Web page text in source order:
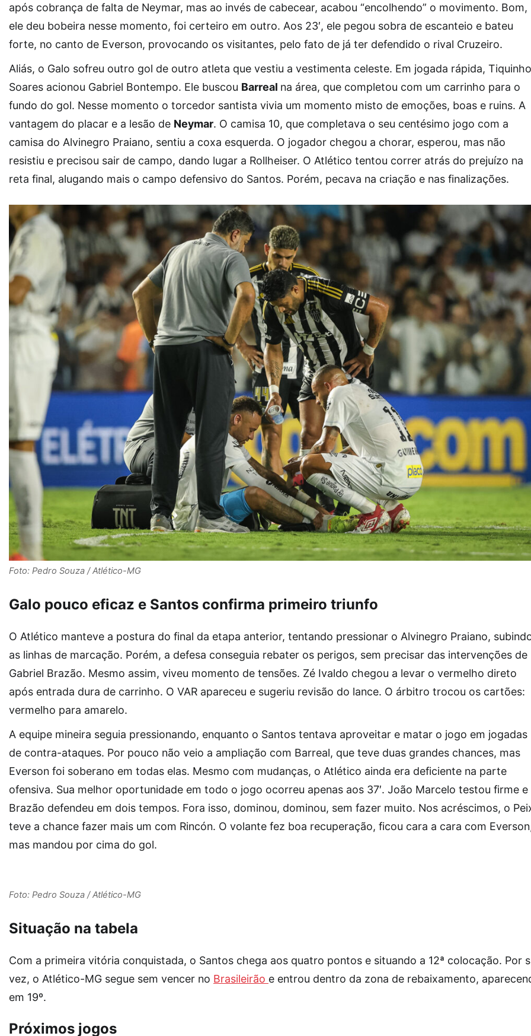
após cobrança de falta de Neymar, mas ao invés de cabecear, acabou “encolhendo” o movimento. Bom,
ele deu bobeira nesse momento, foi certeiro em outro. Aos 23′, ele pegou sobra de escanteio e bateu
forte, no canto de Everson, provocando os visitantes, pelo fato de já ter defendido o rival Cruzeiro.
Aliás, o Galo sofreu outro gol de outro atleta que vestiu a vestimenta celeste. Em jogada rápida, Tiquinho
Soares acionou Gabriel Bontempo. Ele buscou Barreal na área, que completou com um carrinho para o
fundo do gol. Nesse momento o torcedor santista vivia um momento misto de emoções, boas e ruins. A
vantagem do placar e a lesão de Neymar. O camisa 10, que completava o seu centésimo jogo com a
camisa do Alvinegro Praiano, sentiu a coxa esquerda. O jogador chegou a chorar, esperou, mas não
resistiu e precisou sair de campo, dando lugar a Rollheiser. O Atlético tentou correr atrás do prejuízo na
reta final, alugando mais o campo defensivo do Santos. Porém, pecava na criação e nas finalizações.
Foto: Pedro Souza / Atlético-MG
Galo pouco eficaz e Santos confirma primeiro triunfo
O Atlético manteve a postura do final da etapa anterior, tentando pressionar o Alvinegro Praiano,
as linhas de marcação. Porém, a defesa conseguia rebater os perigos, sem precisar das intervenções de
Gabriel Brazão. Mesmo assim, viveu momento de tensões. Zé Ivaldo chegou a levar o vermelho direto
após entrada dura de carrinho. O VAR apareceu e sugeriu revisão do lance. O árbitro trocou os cartões:
vermelho para amarelo.
A equipe mineira seguia pressionando, enquanto o Santos tentava aproveitar e matar o jogo em jogadas
de contra-ataques. Por pouco não veio a ampliação com Barreal, que teve duas grandes chances, mas
Everson foi soberano em todas elas. Mesmo com mudanças, o Atlético ainda era deficiente na parte
ofensiva. Sua melhor oportunidade em todo o jogo ocorreu apenas aos 37′. João Marcelo testou firme e
Brazão defendeu em dois tempos. Fora isso, dominou, dominou, sem fazer muito. Nos acréscimos, o
teve a chance fazer mais um com Rincón. O volante fez boa recuperação, ficou cara a cara com
mas mandou por cima do gol.
Foto: Pedro Souza / Atlético-MG
Situação na tabela
Com a primeira vitória conquistada, o Santos chega aos quatro pontos e situando a 12ª colocação. Por
vez, o Atlético-MG segue sem vencer no Brasileirão e entrou dentro da zona de rebaixamento,
em 19º.
Próximos jogos